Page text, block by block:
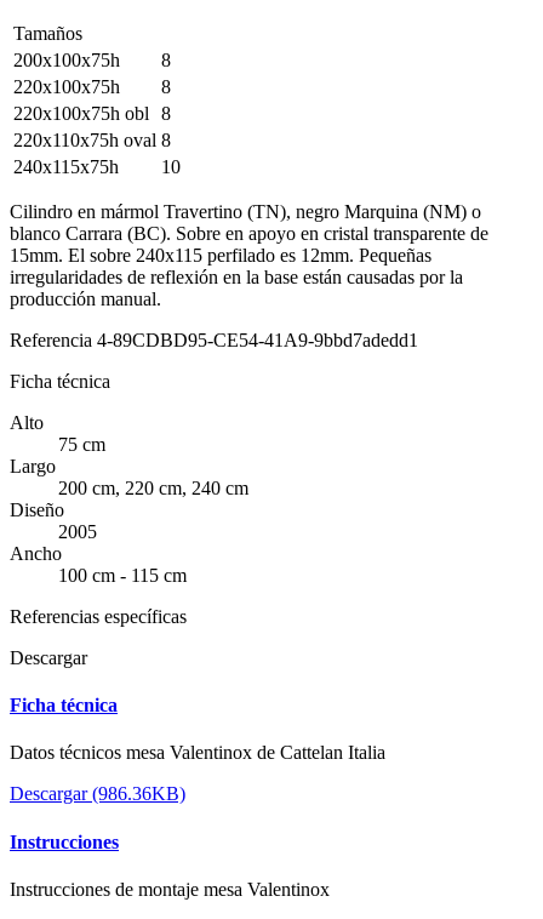
Tamaños
200x100x75h
8
220x100x75h
8
220x100x75h obl
8
220x110x75h oval 8
240x115x75h
10
Cilindro en mármol Travertino (TN), negro Marquina (NM) o
blanco Carrara (BC). Sobre en apoyo en cristal transparente de
15mm. El sobre 240x115 perfilado es 12mm. Pequeñas
irregularidades de reflexión en la base están causadas por la
producción manual.
Referencia 4-89CDBD95-CE54-41A9-9bbd7adedd1
Ficha técnica
Alto
75 cm
Largo
200 cm, 220 cm, 240 cm
Diseño
2005
Ancho
100 cm - 115 cm
Referencias específicas
Descargar
Ficha técnica
Datos técnicos mesa Valentinox de Cattelan Italia
Descargar (986.36KB)
Instrucciones
Instrucciones de montaje mesa Valentinox